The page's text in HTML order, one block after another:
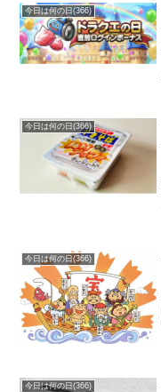
今日は何の日(366)
今日は何の日(366)
今日は何の日(366)
今日は何の日(366)